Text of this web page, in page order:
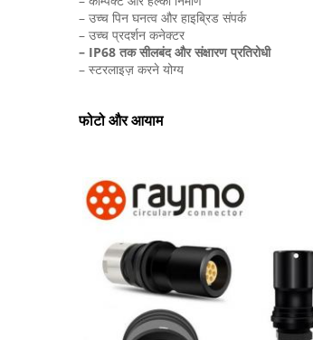
– उच्च पिन घनत्व और हाइब्रिड संपर्क
– उच्च प्रदर्शन कनेक्टर
– IP68 तक सीलबंद और संक्षारण प्रतिरोधी
– स्टरलाइज़ करने योग्य
फोटो और आयाम